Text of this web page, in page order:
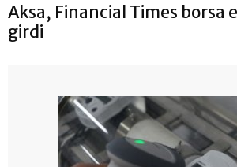
Aksa, Financial Times borsa
girdi